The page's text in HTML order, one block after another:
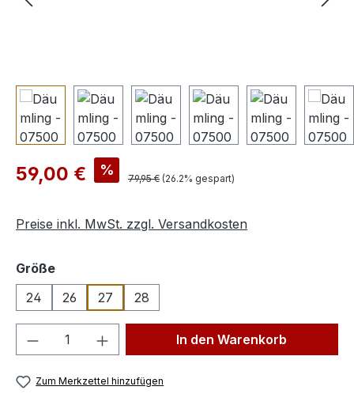
Verkaufspreis:
59,00 € % Regulärer Preis:
79,95 € (26.2% gespart)
Preise inkl. MwSt. zzgl. Versandkosten
Größeauswählen
24
26 27 28
Produkt Anzahl: Gib denIn den Warenkorb
Zum Merkzettel hinzufügen